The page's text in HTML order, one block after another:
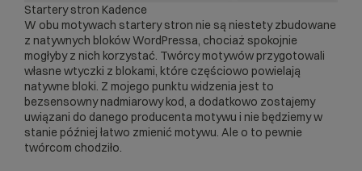
Startery stron Kadence
W obu motywach startery stron nie są niestety zbudowane
z natywnych bloków WordPressa, chociaż spokojnie
mogłyby z nich korzystać. Twórcy motywów przygotowali
własne wtyczki z blokami, które częściowo powielają
natywne bloki. Z mojego punktu widzenia jest to
bezsensowny nadmiarowy kod, a dodatkowo zostajemy
uwiązani do danego producenta motywu i nie będziemy w
stanie później łatwo zmienić motywu. Ale o to pewnie
twórcom chodziło.